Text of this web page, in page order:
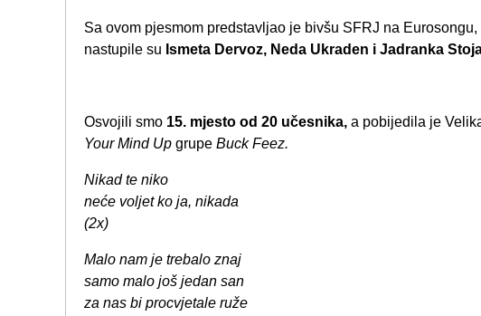
Sa ovom pjesmom predstavljao je bivšu SFRJ na
nastupile su Ismeta Dervoz, Neda Ukraden i Jadranka
Osvojili smo 15. mjesto od 20 učesnika, a pobijedila je
Your Mind Up grupe Buck Feez.
Nikad te niko
neće voljet ko ja, nikada
(2x)
Malo nam je trebalo znaj
samo malo još jedan san
za nas bi procvjetale ruže